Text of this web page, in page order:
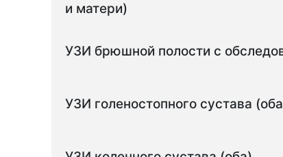
и матери)
УЗИ брюшной полости с
УЗИ голеностопного сустава